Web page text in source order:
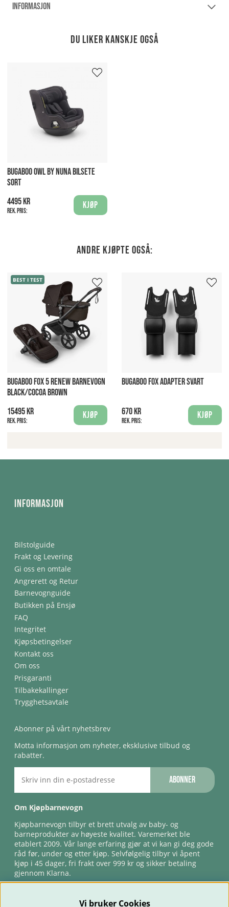
INFORMASJON
Du liker kanskje også
BUGABOO OWL BY NUNA BILSETE
SORT
4495 kr
Rek. pris:
Kjøp
Andre kjøpte også:
BEST I TEST
BUGABOO FOX 5 RENEW BARNEVOGN
BLACK/COCOA BROWN
15495 kr
Rek. pris:
Kjøp
BUGABOO FOX ADAPTER SVART
670 kr
Rek. pris:
Kjøp
Informasjon
Bilstolguide
Frakt og Levering
Gi oss en omtale
Angrerett og Retur
Barnevognguide
Butikken på Ensjø
FAQ
Integritet
Kjøpsbetingelser
Kontakt oss
Om oss
Prisgaranti
Tilbakekallinger
Trygghetsavtale
Abonner på vårt nyhetsbrev
Motta informasjon om nyheter, eksklusive tilbud og
rabatter.
Abonner
Om Kjøpbarnevogn
Kjøpbarnevogn tilbyr et brett utvalg av baby- og
barneprodukter av høyeste kvalitet. Varemerket ble
etablert 2009. Vår lange erfaring gjør at vi kan gi deg gode
råd før, under og etter kjøp. Selvfølgelig tilbyr vi åpent
kjøp i 45 dager, fri frakt over 999 kr og sikker betaling
gjennom Klarna.
Vi bruker Cookies